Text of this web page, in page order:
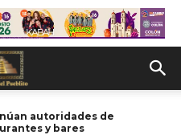
autoridades de
y bares